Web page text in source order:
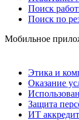
Поиск
Поиск по
Мобильное
Этика и
Оказание
Защита
ИТ